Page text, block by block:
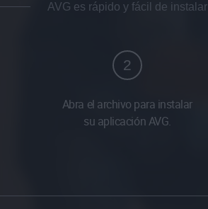
AVG es rápido y fácil de instalar
2
Abra el archivo para instalar
su aplicación AVG.